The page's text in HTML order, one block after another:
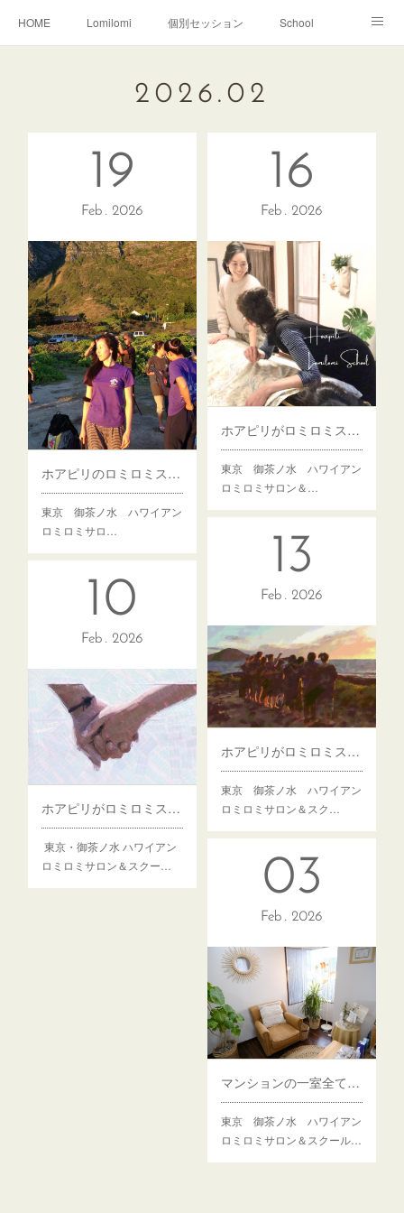
HOME Lomilomi 個別セッション School
2026 . 02
19
Feb 2026
ホアピリのロミロミスクールが目指していること
東京 御茶ノ水 ハワイアン
ロミロミサロ…
16
Feb 2026
ホアピリがロミロミスクールで大切にしている想い
東京 御茶ノ水 ハワイアン
ロミロミサロン＆…
13
Feb 2026
ホアピリがロミロミスクールを始めたきっかけ（後編）
東京 御茶ノ水 ハワイアン
ロミロミサロン＆スク…
10
Feb 2026
ホアピリがロミロミスクールを始めたきっかけ（前編）
東京・御茶ノ水 ハワイアン
ロミロミサロン＆スクー…
03
Feb 2026
マンションの一室全てがハワイ！行くだけで癒される場所
東京 御茶ノ水 ハワイアン
ロミロミサロン＆スクール…